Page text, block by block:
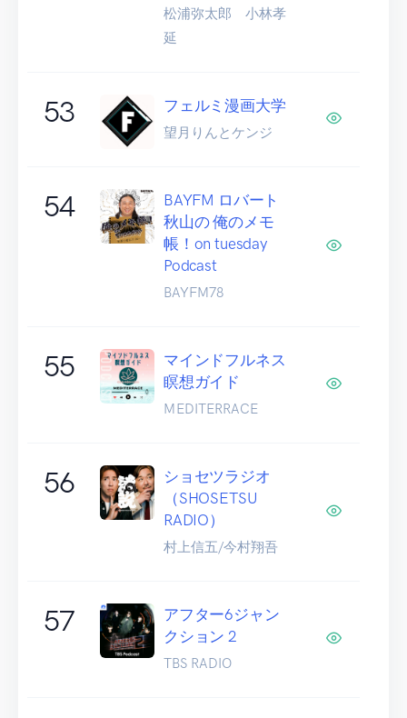
松浦弥太郎 小林孝
延
53 フェルミ漫画大学
望月りんとケンジ
54
BAYFM ロバート
秋山の 俺のメモ
帳！on tuesday
Podcast
BAYFM78
55
マインドフルネス
瞑想ガイド
MEDITERRACE
56
ショセツラジオ
（SHOSETSU
RADIO）
村上信五/今村翔吾
57
アフター6ジャン
クション 2
TBS RADIO